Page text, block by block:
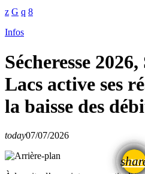
Infos
Sécheresse
Lacs active ses
la baisse des
today07/07/2026